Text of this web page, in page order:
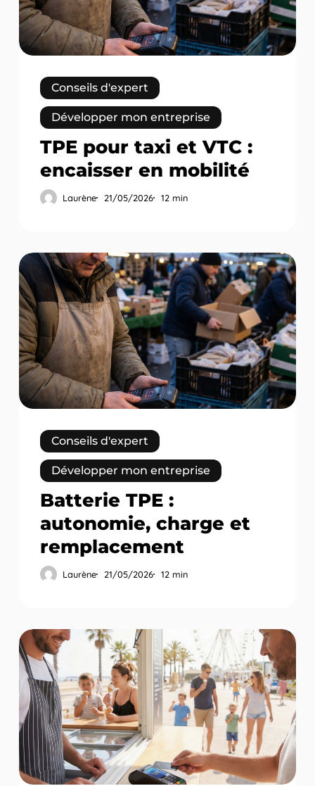
encaisser
en
mobilité
Conseils d'expert
Développer mon entreprise
TPE pour taxi et VTC :
encaisser en mobilité
Laurène 21/05/2026 12 min
Batterie
TPE
:
autonomie,
charge
et
remplacement
Conseils d'expert
Développer mon entreprise
Batterie TPE :
autonomie, charge et
remplacement
Laurène 21/05/2026 12 min
TPE
pour
glacier
et
commerce
saisonnier
solutions
flexibles